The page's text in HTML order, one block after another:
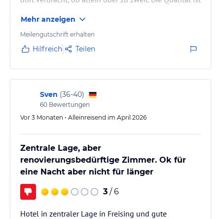
erhielten wir ein etwas besseres Zimmer. Dafür
bedanken wir uns recht herzlich. Wenn man diesem
Standard folgt, dann würde ich auch fünf Sonnen
Glückssache. Ansonsten ist dieses Hotel ein
ehemaliges Dorint, ich kenne…
Mehr anzeigen
Meilengutschrift erhalten
Hilfreich Teilen
Sven (36-40)
60 Bewertungen
Vor 3 Monaten • Alleinreisend im April 2026
Zentrale Lage, aber
renovierungsbedürftige Zimmer. Ok für
eine Nacht aber nicht für länger
3 / 6
Hotel in zentraler Lage in Freising und gute